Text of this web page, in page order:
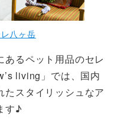
八ヶ岳
あるペット用品のセレ
living」では、国内
たスタイリッシュなア
す♪